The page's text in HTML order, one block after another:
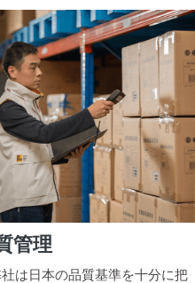
管理
は日本の品質基準を十分に把